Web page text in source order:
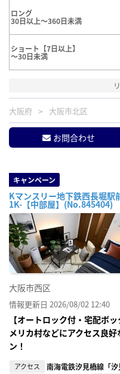
ロング
30日以上～360日未満
ショート【7日以上】
～30日未満
大阪府 大阪市北区
お問合わせ
キャンペーン
Kマンスリー地下鉄西長堀駅
1K-【中部屋】(No.845404)
大阪市西区
情報更新日 2026/08/02 12:40
【オートロック付・宅配ボ
メリカ村などにアクセス良
ン！
アクセス 南海電鉄汐見橋線「